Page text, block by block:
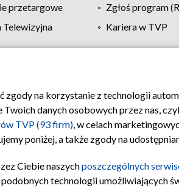
przetargowe Zgłoś program
Telewizyjna Kariera w TVP
Polityka prywatności Moje
na korzystanie z technologii
danych osobowych przez nas,
TVP (93 firm), w celach
poniżej, a także zgody na
Ciebie naszychposzczególnych
technologii umożliwiających